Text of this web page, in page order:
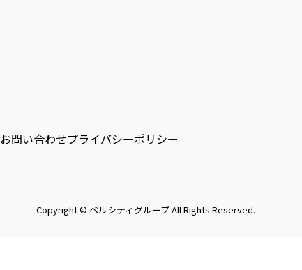
お問い合わせプライバシーポリシー
Copyright © ベルシティグループ All Rights Reserved.